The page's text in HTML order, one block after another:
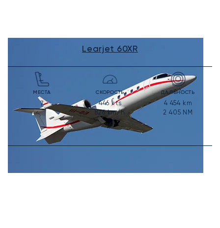
Learjet 60XR
МЕСТА
7
СКОРОСТЬ
446 kts
826km/h
ДАЛЬНОСТЬ
4 454 km
2 405 NM